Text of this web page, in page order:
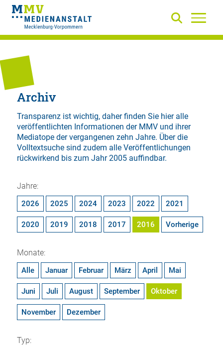
Archiv
Transparenz ist wichtig, daher finden Sie hier alle
veröffentlichten Informationen der MMV und ihrer
Mediatope der vergangenen zehn Jahre. Über die
Volltextsuchesind zudem alle Veröffentlichungen
rückwirkend bis zum Jahr 2005 auffindbar.
Jahre:
2026 2025 2024 2023 2022 2021
2020 2019 2018 2017 2016 Vorherige
Monate:
Alle Januar Februar März April Mai
Juni Juli August September Oktober
November Dezember
Typ: